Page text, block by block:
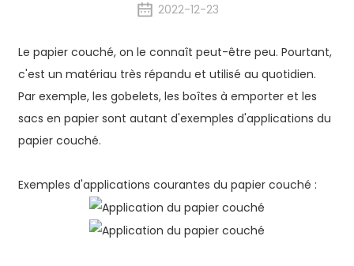
2022-12-23
Le papier couché, on le connaît peut-être peu. Pourtant,
c'est un matériau très répandu et utilisé au quotidien.
Par exemple, les gobelets, les boîtes à emporter et les
sacs en papier sont autant d'exemples d'applications du
papier couché.
Exemples d'applications courantes du papier couché :